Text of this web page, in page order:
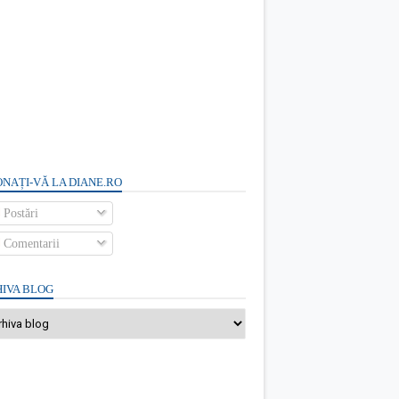
VĂ LA DIANE.RO
Postări
Comentarii
BLOG